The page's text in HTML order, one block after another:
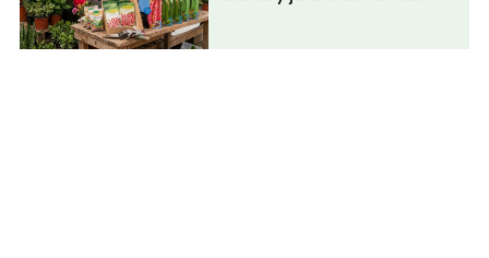
Semillas, abonos y cuidado de plantas